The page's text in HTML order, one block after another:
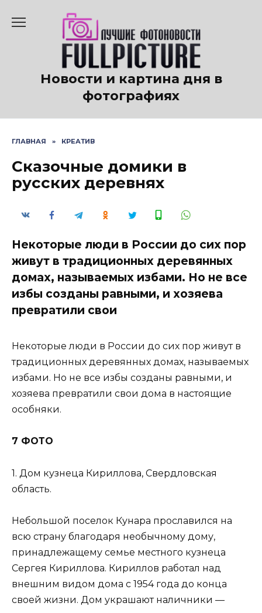
содержанию
Новости и картина дня в
фотографиях
ГЛАВНАЯ » КРЕАТИВ
Сказочные домики в
русских деревнях
Некоторые люди в России до сих пор
живут в традиционных деревянных
домах, называемых избами. Но не все
избы созданы равными, и хозяева
превратили свои
Некоторые люди в России до сих пор живут в
традиционных деревянных домах, называемых
избами. Но не все избы созданы равными, и
хозяева превратили свои дома в настоящие
особняки.
7 ФОТО
1. Дом кузнеца Кириллова, Свердловская
область.
Небольшой поселок Кунара прославился на
всю страну благодаря необычному дому,
принадлежащему семье местного кузнеца
Сергея Кириллова. Кириллов работал над
внешним видом дома с 1954 года до конца
своей жизни. Дом украшают наличники —